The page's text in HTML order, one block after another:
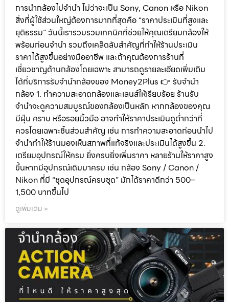
การนำกล้องไปจำนำ ไม่ว่าจะเป็น Sony, Canon หรือ Nikon
สิ่งที่ผู้ใช้ส่วนใหญ่ต้องการมากที่สุดคือ “ราคาประเมินที่สูงและ
ยุติธรรม” วันนี้เรารวบรวมเทคนิคที่ช่วยให้คุณเตรียมกล้องให้
พร้อมก่อนจำนำ รวมถึงเคล็ดลับสำคัญที่ทำให้ร้านประเมิน
ราคาได้สูงขึ้นอย่างมืออาชีพ และถ้าคุณต้องการร้านที่
เชี่ยวชาญด้านกล้องโดยเฉพาะ สามารถดูรายละเอียดเพิ่มเติม
ได้ที่บริการรับจำนำกล้องของ Money2Plus 👉 รับจำนำ
กล้อง 1. ทำความสะอาดกล้องและเลนส์ให้เรียบร้อย ร้านรับ
จำนำจะดูความสมบูรณ์ของกล้องเป็นหลัก หากกล้องของคุณ
มีฝุ่น คราบ หรือรอยนิ้วมือ อาจทำให้ราคาประเมินดูต่ำกว่าที่
ควรโดยเฉพาะชิ้นส่วนสำคัญ เช่น การทำความสะอาดก่อนนำไป
จำนำทำให้ร้านมองเห็นสภาพที่แท้จริงและประเมินได้สูงขึ้น 2.
เตรียมอุปกรณ์ให้ครบ ยิ่งครบยิ่งเพิ่มราคา หลายร้านให้ราคาสูง
ขึ้นหากมีอุปกรณ์เดิมมาครบ เช่น กล้อง Sony / Canon /
Nikon ที่มี “ชุดอุปกรณ์ครบชุด” มักได้ราคาดีกว่า 500–
1,500 บาทขึ้นไป
ดูเพิ่มเติม »